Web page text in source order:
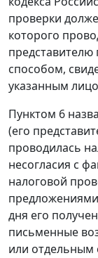
проверки
которого
способом,
указанным
Пунктом 6
(его
проводилась
несогласия с
налоговой
дня его
письменные
или отдельным